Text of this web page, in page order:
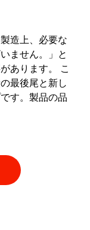
造上、必要な
ません。」と
あります。 こ
最後尾と新し
す。製品の品